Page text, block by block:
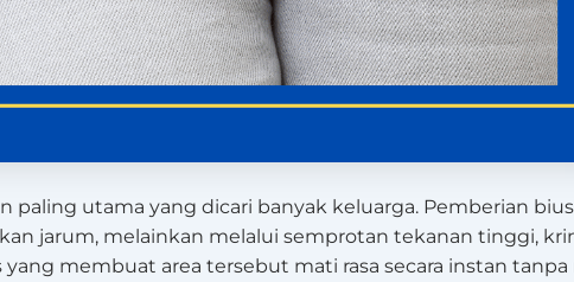
paling utama yang dicari banyak keluarga. Pemberian bius
jarum, melainkan melalui semprotan tekanan tinggi,
yang membuat area tersebut mati rasa secara instan tanpa